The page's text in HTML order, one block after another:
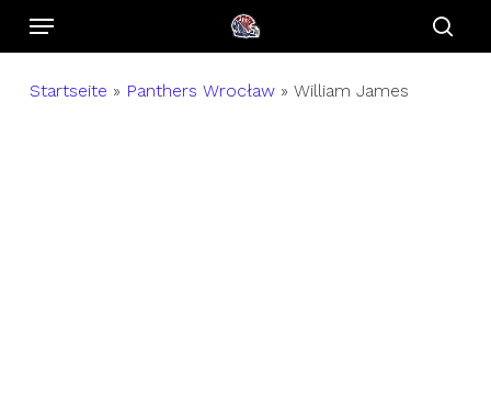
SkipMenu
Startseite » Panthers Wrocław» William James